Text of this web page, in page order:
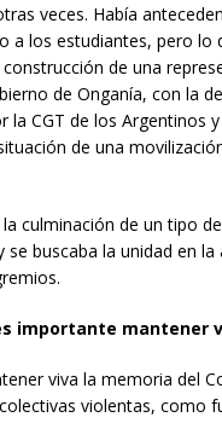
veces. Había
a los estudiantes, pero lo
de una
de Onganía, con la
la CGT de los Argentinos
de una
culminación de un tipo
se buscaba la unidad en
importante mantener
viva la memoria del
violentas, como